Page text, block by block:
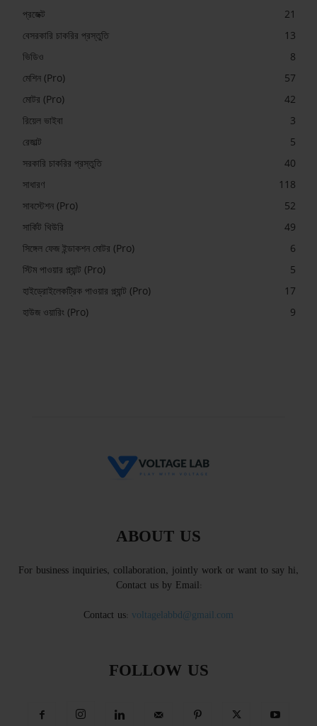
প্রজেক্ট
21
বেসরকারি চাকরির প্রস্তুতি
13
ভিডিও
8
মেশিন (Pro)
57
মোটর (Pro)
42
রিয়েল ভাইবা
3
রেজাল্ট
5
সরকারি চাকরির প্রস্তুতি
40
সাধারণ
118
সাবস্টেশন (Pro)
52
সার্কিট থিউরি
49
সিঙ্গেল ফেজ ইন্ডাকশন মোটর (Pro)
6
স্টিম পাওয়ার প্ল্যান্ট (Pro)
5
হাইড্রোইলেকট্রিক পাওয়ার প্ল্যান্ট (Pro)
17
হাউজ ওয়ারিং (Pro)
9
ABOUT US
For business inquiries, collaboration, jointly work or want to say hi,
Contact us by Email:
Contact us: voltagelabbd@gmail.com
FOLLOW US